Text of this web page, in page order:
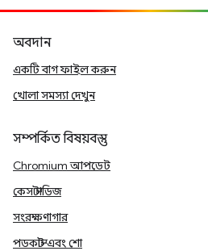
অবদান
একটি বাগ ফাইল করুন
খোলা সমস্যা দেখুন
সম্পর্কিত বিষয়বস্তু
Chromium আপডেট
কেস স্টাডিজ
সংরক্ষণাগার
পডকাস্ট এবং শো